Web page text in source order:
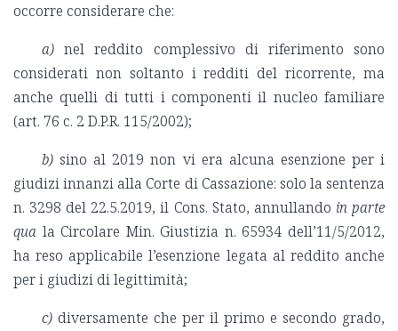
occorre considerare che:
a) nel reddito complessivo di riferimento sono
considerati non soltanto i redditi del ricorrente, ma
anche quelli di tutti i componenti il nucleo familiare
(art. 76 c. 2 D.P.R. 115/2002);
b) sino al 2019 non vi era alcuna esenzione per i
giudizi innanzi alla Corte di Cassazione: solo la sentenza
n. 3298 del 22.5.2019, il Cons. Stato, annullando in parte
qua la Circolare Min. Giustizia n. 65934 dell’11/5/2012,
ha reso applicabile l’esenzione legata al reddito anche
per i giudizi di legittimità;
c) diversamente che per il primo e secondo grado,